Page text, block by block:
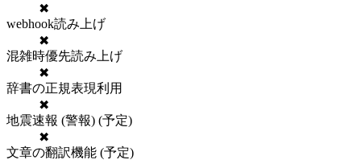
✖
webhook読み上げ
✖
混雑時優先読み上げ
✖
辞書の正規表現利用
✖
地震速報 (警報) (予定)
✖
文章の翻訳機能 (予定)